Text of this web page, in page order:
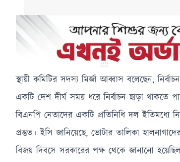
স্থায়ী কমিটির সদস্য মির্জা আব্বাস বলেছেন,
একটি দেশ দীর্ঘ সময় ধরে নির্বাচন ছাড়া থাকতে
বিএনপি নেতাদের একটি প্রতিনিধি দল ইতিমধ্যে
প্রস্তুত। ইসি জানিয়েছে, ভোটার তালিকা
বিজয় দিবসে সরকারের পক্ষ থেকে জানানো